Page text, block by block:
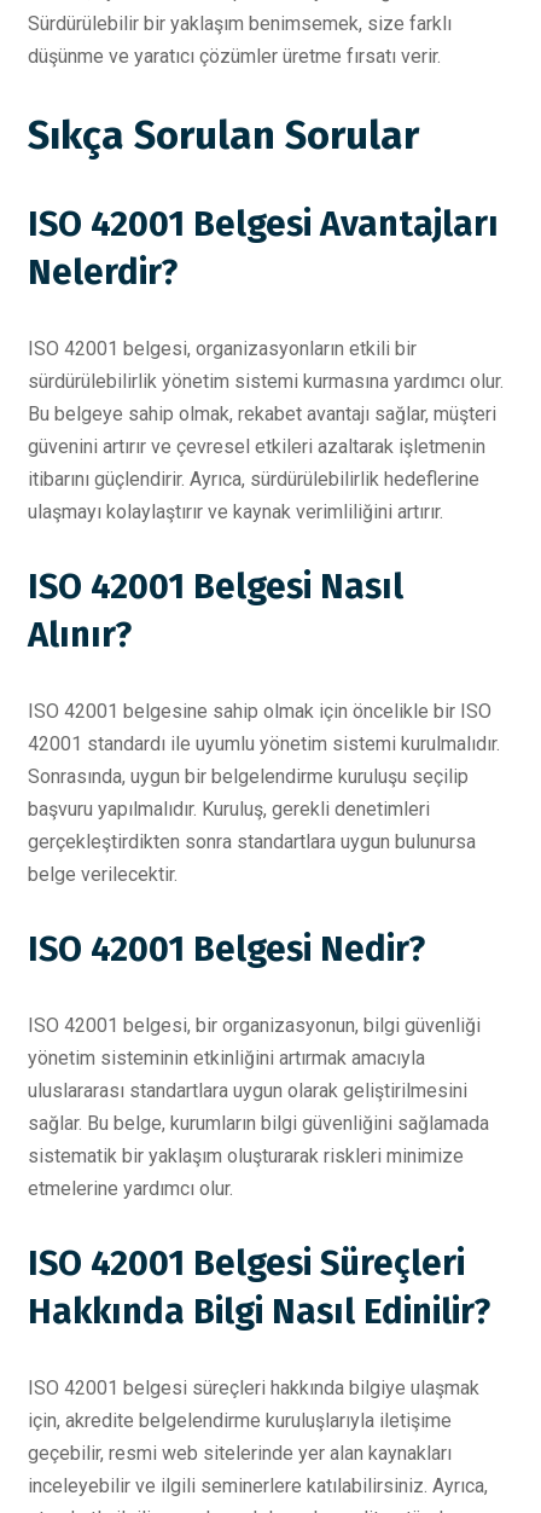
Sürdürülebilir bir yaklaşım benimsemek, size farklı
düşünme ve yaratıcı çözümler üretme fırsatı verir.
Sıkça Sorulan Sorular
ISO 42001 Belgesi Avantajları
Nelerdir?
ISO 42001 belgesi, organizasyonların etkili bir
sürdürülebilirlik yönetim sistemi kurmasına yardımcı olur.
Bu belgeye sahip olmak, rekabet avantajı sağlar, müşteri
güvenini artırır ve çevresel etkileri azaltarak işletmenin
itibarını güçlendirir. Ayrıca, sürdürülebilirlik hedeflerine
ulaşmayı kolaylaştırır ve kaynak verimliliğini artırır.
ISO 42001 Belgesi Nasıl
Alınır?
ISO 42001 belgesine sahip olmak için öncelikle bir ISO
42001 standardı ile uyumlu yönetim sistemi kurulmalıdır.
Sonrasında, uygun bir belgelendirme kuruluşu seçilip
başvuru yapılmalıdır. Kuruluş, gerekli denetimleri
gerçekleştirdikten sonra standartlara uygun bulunursa
belge verilecektir.
ISO 42001 Belgesi Nedir?
ISO 42001 belgesi, bir organizasyonun, bilgi güvenliği
yönetim sisteminin etkinliğini artırmak amacıyla
uluslararası standartlara uygun olarak geliştirilmesini
sağlar. Bu belge, kurumların bilgi güvenliğini sağlamada
sistematik bir yaklaşım oluşturarak riskleri minimize
etmelerine yardımcı olur.
ISO 42001 Belgesi Süreçleri
Hakkında Bilgi Nasıl Edinilir?
ISO 42001 belgesi süreçleri hakkında bilgiye ulaşmak
için, akredite belgelendirme kuruluşlarıyla iletişime
geçebilir, resmi web sitelerinde yer alan kaynakları
inceleyebilir ve ilgili seminerlere katılabilirsiniz. Ayrıca,